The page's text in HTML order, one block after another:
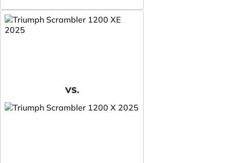
VS.